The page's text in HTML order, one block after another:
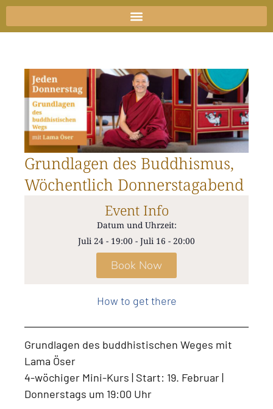
Zum
Inhalt
Grundlagen des Buddhismus,
Wöchentlich Donnerstagabend
Event Info
Datum und Uhrzeit:
Juli 24 - 19:00 - Juli 16 - 20:00
Book Now
How to get there
Grundlagen des buddhistischen Weges mit
Lama Öser
4-wöchiger Mini-Kurs | Start: 19. Februar |
Donnerstags um 19:00 Uhr